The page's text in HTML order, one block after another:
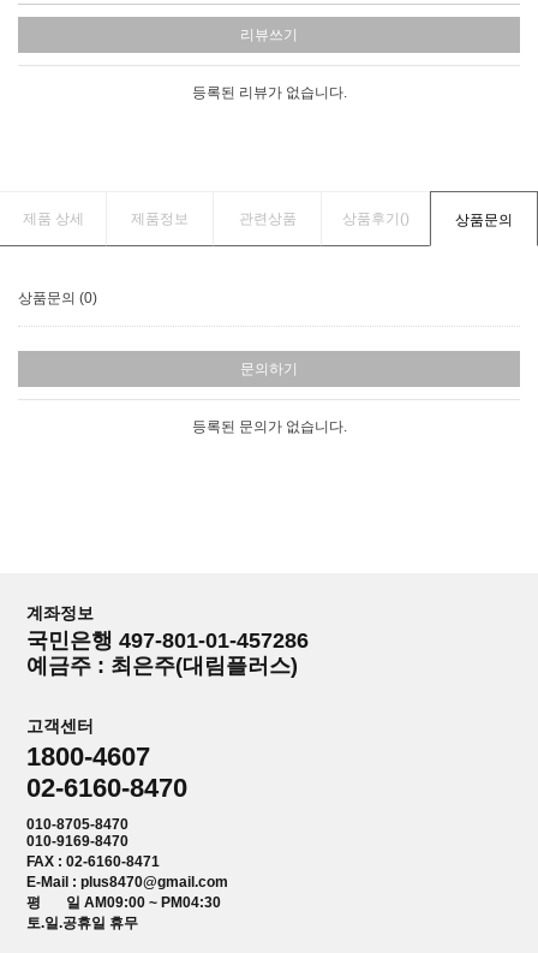
리뷰쓰기
등록된 리뷰가 없습니다.
제품 상세 제품정보 관련상품 상품후기() 상품문의
상품문의 (0)
문의하기
등록된 문의가 없습니다.
계좌정보
국민은행 497-801-01-457286
예금주 : 최은주(대림플러스)
고객센터
1800-4607
02-6160-8470
010-8705-8470
010-9169-8470
FAX : 02-6160-8471
E-Mail : plus8470@gmail.com
평 일 AM09:00 ~ PM04:30
토.일.공휴일 휴무